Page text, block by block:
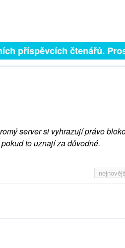
příspěvcích čtenářů.
server si vyhrazují právo
to uznají za důvodné.